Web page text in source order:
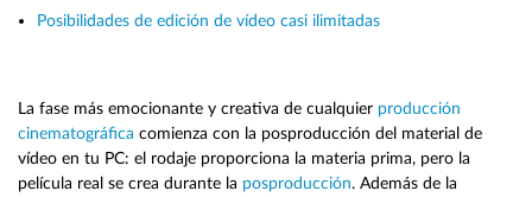
Posibilidades de edición de vídeo casi ilimitadas
La fase más emocionante y creativa de cualquier producción
cinematográfica comienza con la posproducción del material de
vídeo en tu PC: el rodaje proporciona la materia prima, pero la
película real se crea durante la posproducción. Además de la